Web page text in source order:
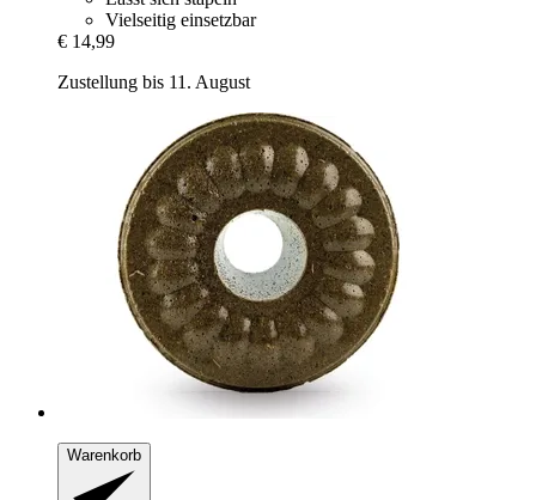
Vielseitig einsetzbar
€ 14,99
Zustellung bis 11. August
Warenkorb